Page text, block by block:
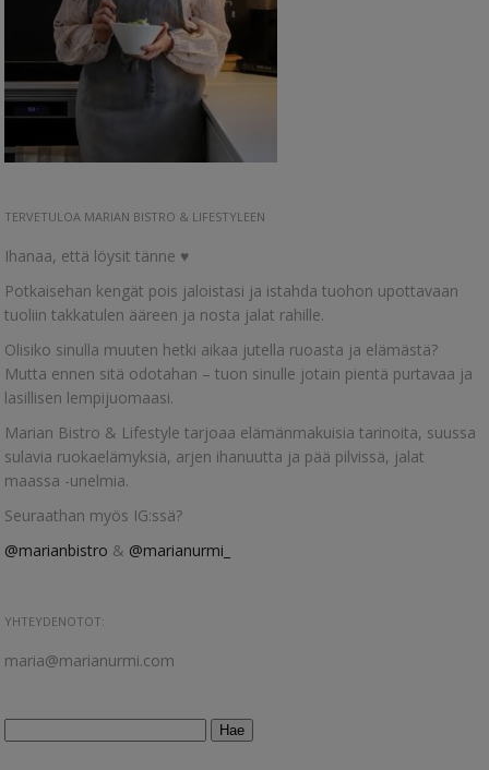
TERVETULOA MARIAN BISTRO & LIFESTYLEEN
Ihanaa, että löysit tänne ♥
Potkaisehan kengät pois jaloistasi ja istahda tuohon upottavaan
tuoliin takkatulen ääreen ja nosta jalat rahille.
Olisiko sinulla muuten hetki aikaa jutella ruoasta ja elämästä?
Mutta ennen sitä odotahan – tuon sinulle jotain pientä purtavaa ja
lasillisen lempijuomaasi.
Marian Bistro & Lifestyle tarjoaa elämänmakuisia tarinoita, suussa
sulavia ruokaelämyksiä, arjen ihanuutta ja pää pilvissä, jalat
maassa -unelmia.
Seuraathan myös IG:ssä?
@marianbistro & @marianurmi_
YHTEYDENOTOT:
maria@marianurmi.com